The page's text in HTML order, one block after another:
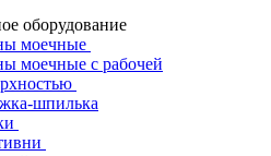
оборудование
моечные
моечные с рабочей
шпилька